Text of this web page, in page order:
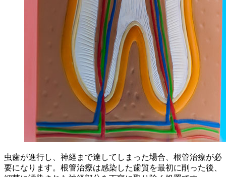
虫歯が進行し、神経まで達してしまった場合、根管治療が必
要になります。根管治療は感染した歯質を最初に削った後、